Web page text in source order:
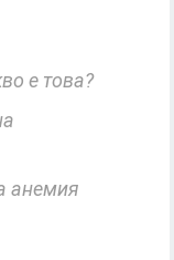
е това?
анемия